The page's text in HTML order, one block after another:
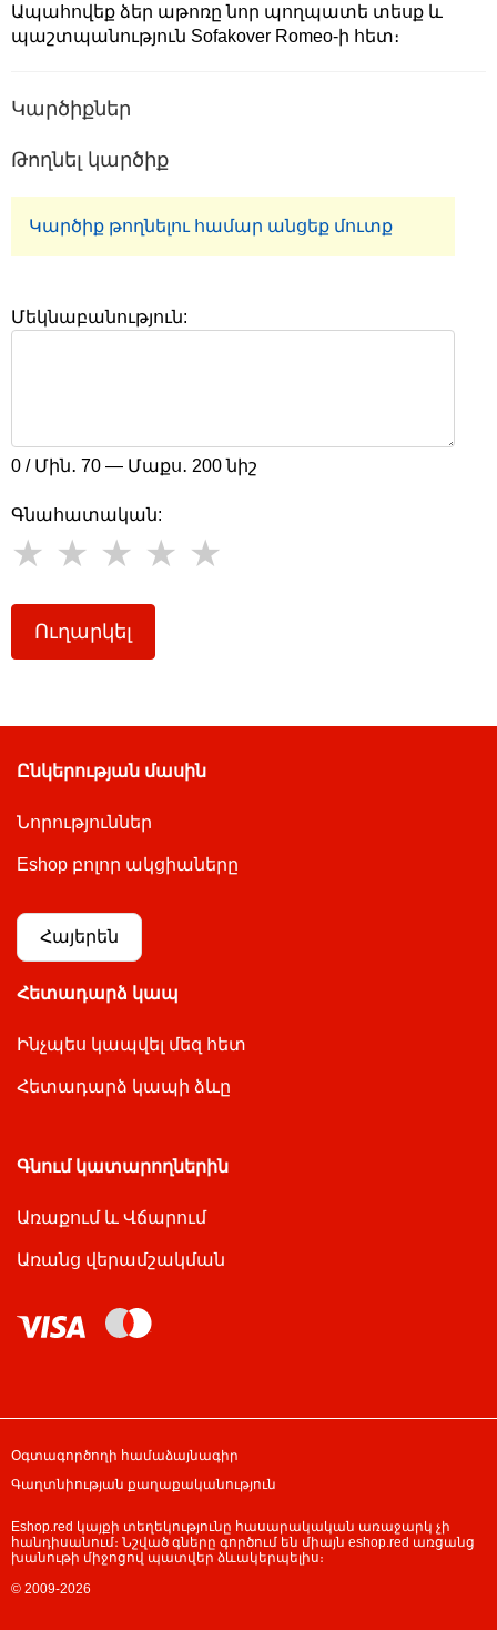
Ապահովեք ձեր աթոռը նոր պողպատե տեսք և
պաշտպանություն Sofakover Romeo-ի հետ։
Կարծիքներ
Թողնել կարծիք
Կարծիք թողնելու համար անցեք մուտք
Մեկնաբանություն:
0 / Մին․ 70 — Մաքս․ 200 նիշ
Գնահատական:
Ուղարկել
Ընկերության մասին
Նորություններ
Eshop բոլոր ակցիաները
Հայերեն
Հետադարձ կապ
Ինչպես կապվել մեզ հետ
Հետադարձ կապի ձևը
Գնում կատարողներին
Առաքում և Վճարում
Առանց վերամշակման
Օգտագործողի համաձայնագիր
Գաղտնիության քաղաքականություն
Eshop.red կայքի տեղեկությունը հասարակական առաջարկ չի
հանդիսանում։ Նշված գները գործում են միայն eshop.red առցանց
խանութի միջոցով պատվեր ձևակերպելիս։
© 2009-2026